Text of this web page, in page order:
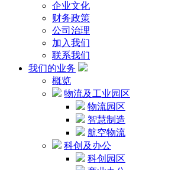
企业文化
财务政策
公司治理
加入我们
联系我们
我们的业务
概览
物流及工业园区
物流园区
智慧制造
航空物流
科创及办公
科创园区